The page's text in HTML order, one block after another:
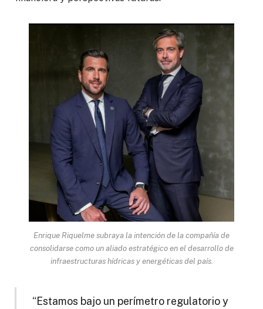
Enrique Riquelme subraya la intención de la compañía de
consolidarse como un aliado estratégico en el desarrollo de
infraestructuras hídricas y energéticas del país.
“Estamos bajo un perímetro regulatorio y